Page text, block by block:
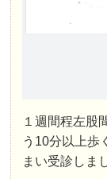
１週間程左股
う10分以上歩
まい受診しま